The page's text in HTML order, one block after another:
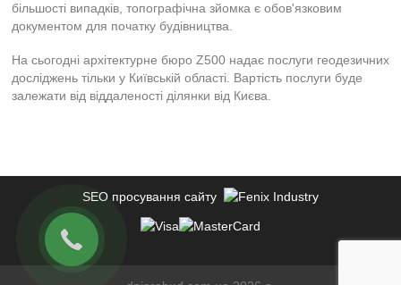
більшості випадків, топографічна зйомка є обов'язковим
документом для початку будівництва.
На сьогодні архітектурне бюро Z500 надає послуги геодезичних
досліджень тільки у Київській області. Вартість послуги буде
залежати від віддаленості ділянки від Києва.
SEO просування сайту